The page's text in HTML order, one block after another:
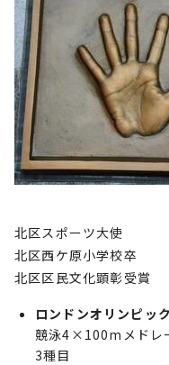
北区スポーツ大使
北区西ケ原小学校卒
北区区民文化顕彰受賞
ロンドンオリンピッ
競泳4×100mメド
3種目